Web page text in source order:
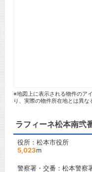
※地図上に表示される物件のア
り、実際の物件所在地とは異な
ラフィーネ松本南
役所：松本市役所
5,023m
警察署・交番：松本警察